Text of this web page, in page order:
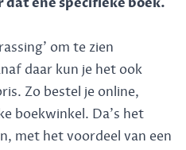
om te zien
daar kun je het ook
Zo bestel je online,
boekwinkel. Da's het
met het voordeel van een